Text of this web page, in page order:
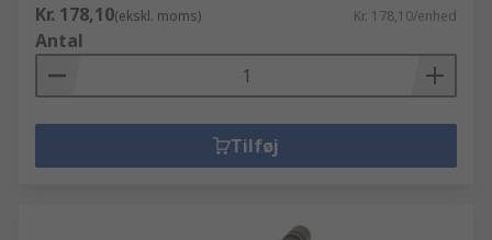
Kr. 178,10(ekskl. moms) Kr. 178,10/enhed
Antal
Tilføj